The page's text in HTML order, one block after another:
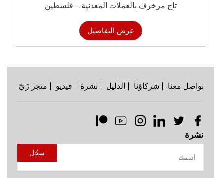
تاج مزخرف بالعملات المعدنية – فلسطين
عرض التفاصيل
تواصل معنا شركاؤنا الدليل نشرة فيديو متجر زَيّ
نشرة